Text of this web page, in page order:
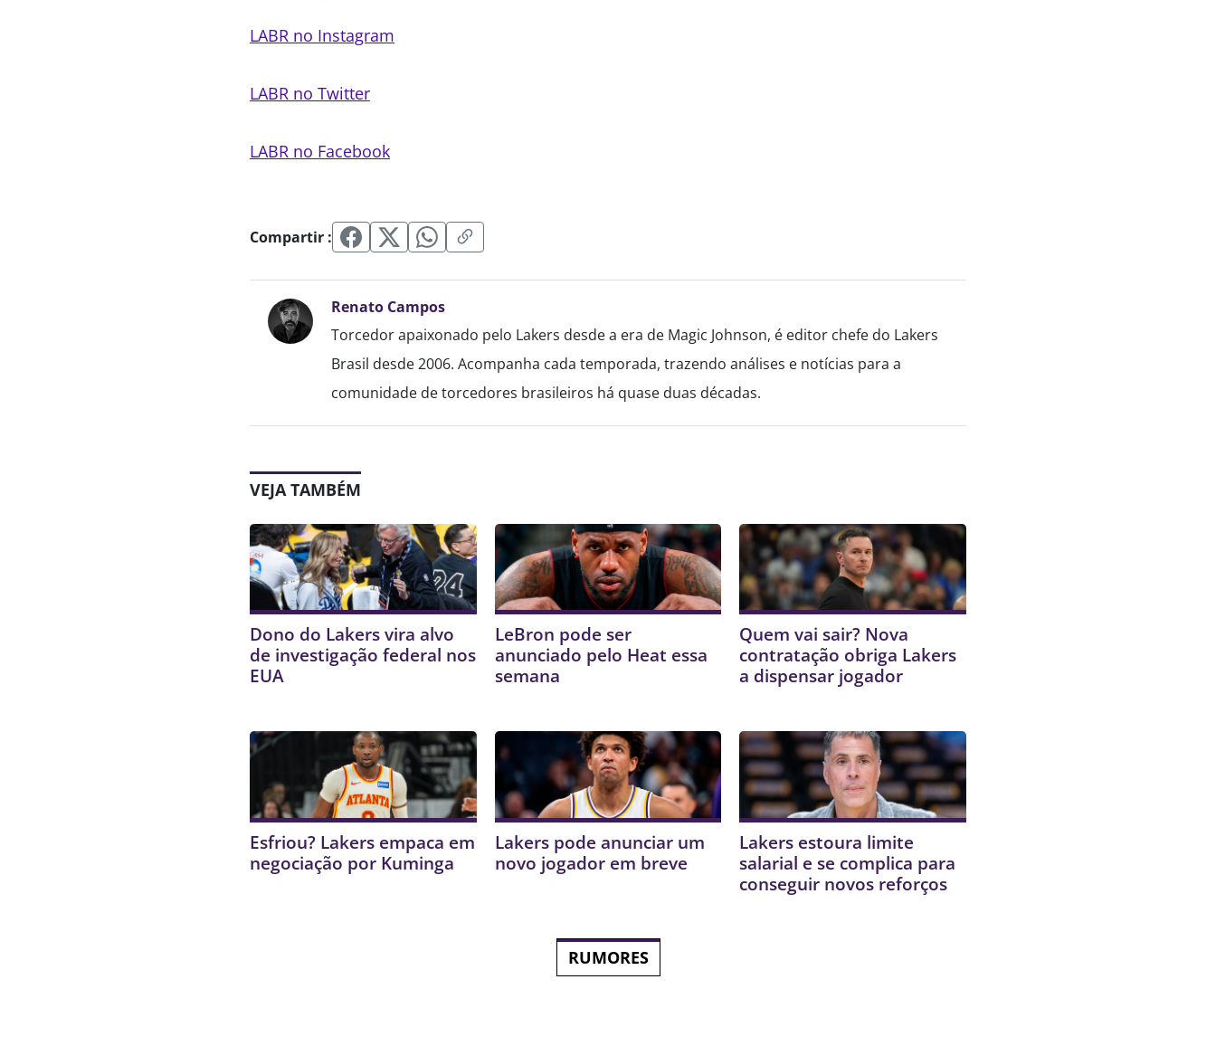
LABR no Instagram
LABR no Twitter
LABR no Facebook
Compartir :
Renato Campos
Torcedor apaixonado pelo Lakers desde a era de Magic Johnson, é editor chefe do Lakers
Brasil desde 2006. Acompanha cada temporada, trazendo análises e notícias para a
comunidade de torcedores brasileiros há quase duas décadas.
VEJA TAMBÉM
Dono do Lakers vira alvo
de investigação federal nos
EUA
LeBron pode ser
anunciado pelo Heat essa
semana
Quem vai sair? Nova
contratação obriga Lakers
a dispensar jogador
Esfriou? Lakers empaca em
negociação por Kuminga
Lakers pode anunciar um
novo jogador em breve
Lakers estoura limite
salarial e se complica para
conseguir novos reforços
RUMORES